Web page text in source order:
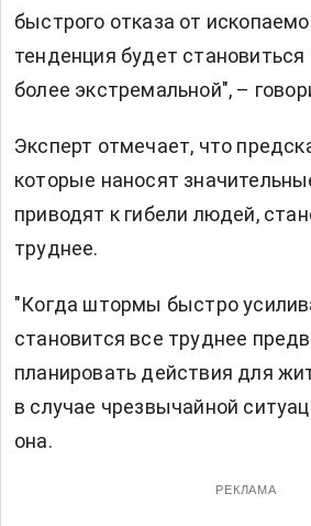
быстрого отказа от
тенденция будет становиться
более экстремальной", –
Эксперт отмечает, что
которые наносят
приводят к гибели людей,
труднее.
"Когда штормы быстро
становится все труднее
планировать действия для
в случае чрезвычайной
она.
РЕКЛАМА